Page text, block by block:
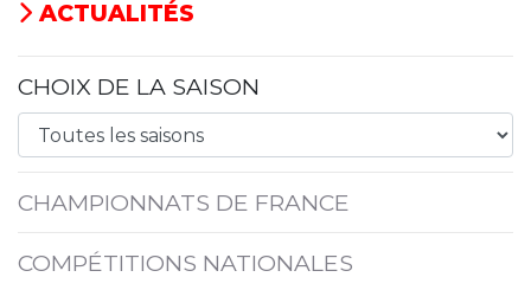
ACTUALITÉS
CHOIX DE LA SAISON
CHAMPIONNATS DE FRANCE
COMPÉTITIONS NATIONALES